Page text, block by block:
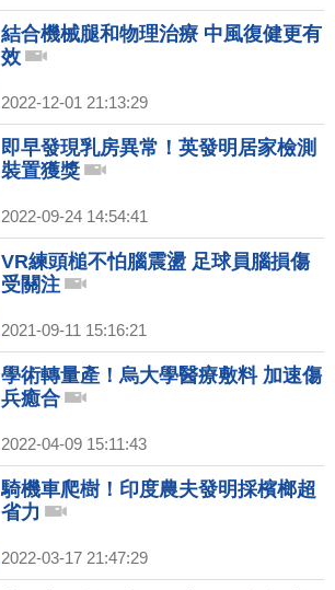
結合機械腿和物理治療 中風復健更有
效
2022-12-01 21:13:29
即早發現乳房異常！英發明居家檢測
裝置獲獎
2022-09-24 14:54:41
VR練頭槌不怕腦震盪 足球員腦損傷
受關注
2021-09-11 15:16:21
學術轉量產！烏大學醫療敷料 加速傷
兵癒合
2022-04-09 15:11:43
騎機車爬樹！印度農夫發明採檳榔超
省力
2022-03-17 21:47:29